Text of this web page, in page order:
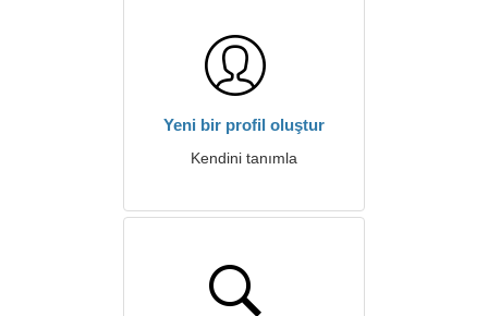
Yeni bir profil oluştur
Kendini tanımla